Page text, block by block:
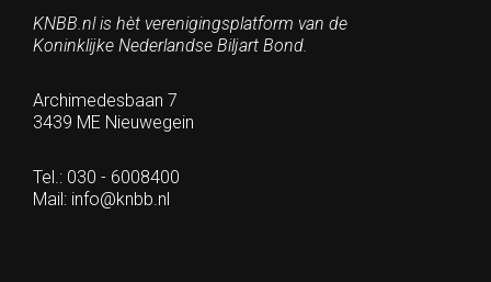
KNBB.nl is hèt verenigingsplatform van de
Koninklijke Nederlandse Biljart Bond.
Archimedesbaan 7
3439 ME Nieuwegein
Tel.: 030 - 6008400
Mail: info@knbb.nl